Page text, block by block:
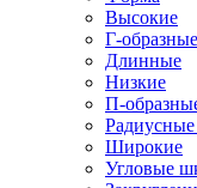
Высокие
Г-образные
Длинные
Низкие
П-
Широкие
Угловые